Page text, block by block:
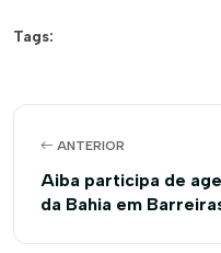
Tags:
ANTERIOR
Aiba participa de
da Bahia em